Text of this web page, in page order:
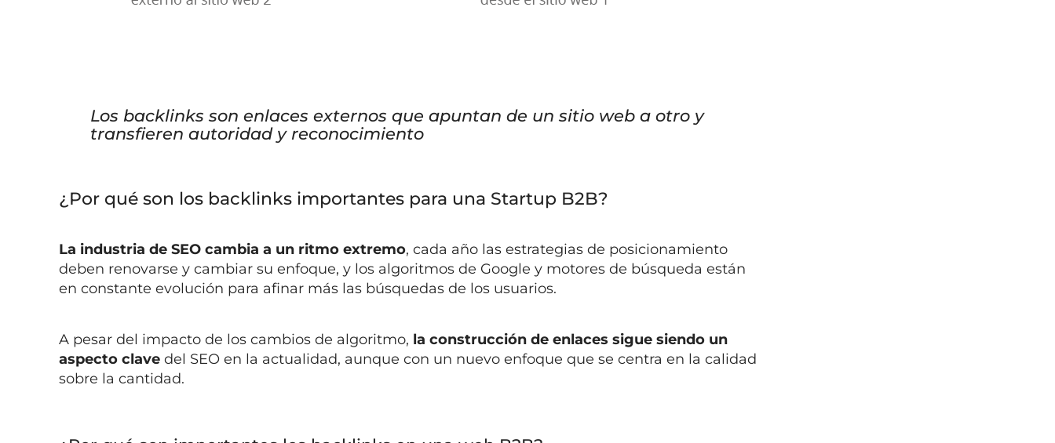
Los backlinks son enlaces externos que apuntan de un sitio web a otro y
transfieren autoridad y reconocimiento
¿Por qué son los backlinks importantes para una Startup B2B?
La industria de SEO cambia a un ritmo extremo, cada año las estrategias de posicionamiento
deben renovarse y cambiar su enfoque, y los algoritmos de Google y motores de búsqueda están
en constante evolución para afinar más las búsquedas de los usuarios.
A pesar del impacto de los cambios de algoritmo, la construcción de enlaces sigue siendo un
aspecto clave del SEO en la actualidad, aunque con un nuevo enfoque que se centra en la calidad
sobre la cantidad.